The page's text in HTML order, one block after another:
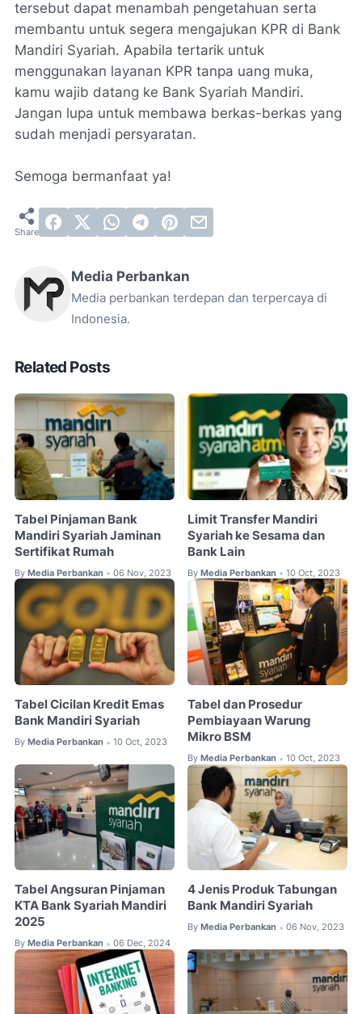
tersebut dapat menambah pengetahuan serta
membantu untuk segera mengajukan KPR di Bank
Mandiri Syariah. Apabila tertarik untuk
menggunakan layanan KPR tanpa uang muka,
kamu wajib datang ke Bank Syariah Mandiri.
Jangan lupa untuk membawa berkas-berkas yang
sudah menjadi persyaratan.
Semoga bermanfaat ya!
Media Perbankan
Media perbankan terdepan dan terpercaya di
Indonesia.
Related Posts
Tabel Pinjaman Bank
Mandiri Syariah Jaminan
Sertifikat Rumah
By Media Perbankan • 06 Nov, 2023
Limit Transfer Mandiri
Syariah ke Sesama dan
Bank Lain
By Media Perbankan • 10 Oct, 2023
Tabel Cicilan Kredit Emas
Bank Mandiri Syariah
By Media Perbankan • 10 Oct, 2023
Tabel dan Prosedur
Pembiayaan Warung
Mikro BSM
By Media Perbankan • 10 Oct, 2023
Tabel Angsuran Pinjaman
KTA Bank Syariah Mandiri
2025
By Media Perbankan • 06 Dec, 2024
4 Jenis Produk Tabungan
Bank Mandiri Syariah
By Media Perbankan • 06 Nov, 2023